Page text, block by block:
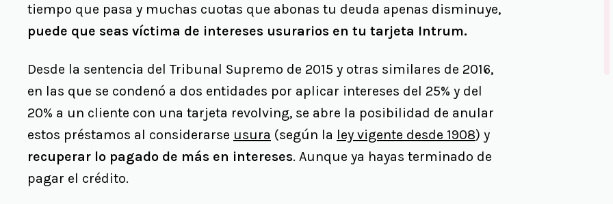
tiempo que pasa y muchas cuotas que abonas tu deuda apenas disminuye,
puede que seas víctima de intereses usurarios en tu tarjeta Intrum.
Desde la sentencia del Tribunal Supremo de 2015 y otras similares de 2016,
en las que se condenó a dos entidades por aplicar intereses del 25% y del
20% a un cliente con una tarjeta revolving, se abre la posibilidad de anular
estos préstamos al considerarse usura (según la ley vigente desde 1908) y
recuperar lo pagado de más en intereses. Aunque ya hayas terminado de
pagar el crédito.